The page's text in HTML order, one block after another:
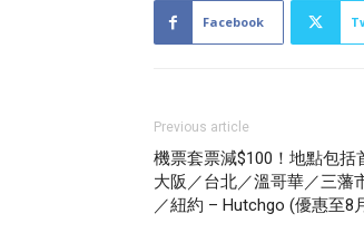
Facebook
Previous article
機票套票減$100！地點包括
大阪／台北／溫哥華／三藩
／紐約 – Hutchgo (優惠至8